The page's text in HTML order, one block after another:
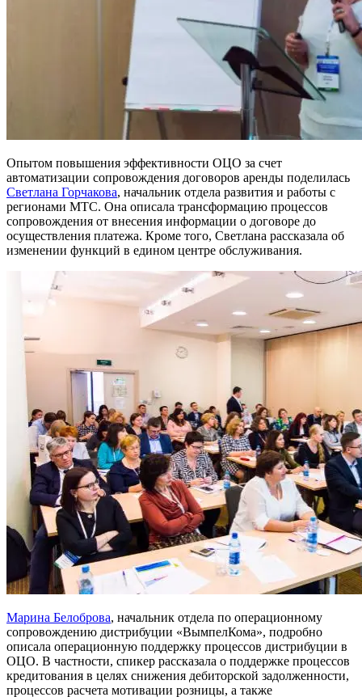
Опытом повышения эффективности ОЦО за счет
автоматизации сопровождения договоров аренды поделилась
Светлана Горчакова, начальник отдела развития и работы с
регионами МТС. Она описала трансформацию процессов
сопровождения от внесения информации о договоре до
осуществления платежа. Кроме того, Светлана рассказала об
изменении функций в едином центре обслуживания.
Марина Белоброва, начальник отдела по операционному
сопровождению дистрибуции «ВымпелКома», подробно
описала операционную поддержку процессов дистрибуции в
ОЦО. В частности, спикер рассказала о поддержке процессов
кредитования в целях снижения дебиторской задолженности,
процессов расчета мотивации розницы, а также